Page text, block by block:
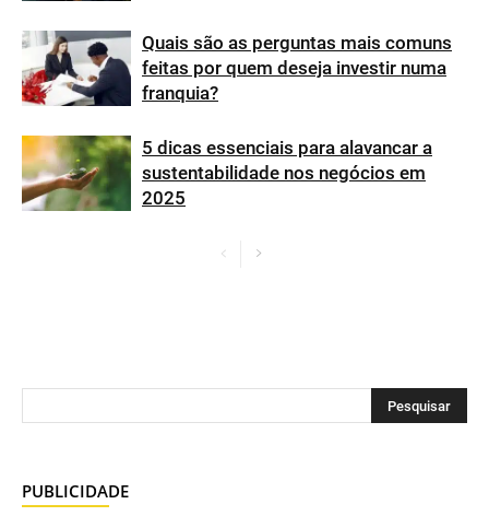
Quais são as perguntas mais comuns
feitas por quem deseja investir numa
franquia?
5 dicas essenciais para alavancar a
sustentabilidade nos negócios em
2025
PUBLICIDADE